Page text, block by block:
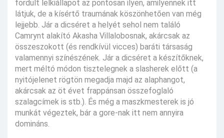
fordult lelkiállapot az pontosan ilyen, amilyennek itt
látjuk, de a kísértő traumának köszönhetően van még
lejjebb. Jár a dicséret a helyét sehol nem találó
Camrynt alakító Akasha Villalobosnak, akárcsak az
összeszokott (és rendkívül vicces) baráti társaság
valamennyi színészének. Jár a dicséret a készítőknek,
mert méltó módon tisztelegnek a slasherek előtt (a
nyitójelenet rögtön megadja majd az alaphangot,
akárcsak az öt évet frappánsan összefoglaló
szalagcímek is stb.). És még a maszkmesterek is jó
munkát végeztek, bár a gore-nak itt nem annyira
domináns.